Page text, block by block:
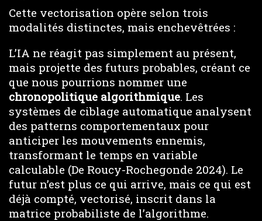
Cette vectorisation opère selon trois
modalités distinctes, mais enchevêtrées :
L’IA ne réagit pas simplement au présent,
mais projette des futurs probables, créant ce
que nous pourrions nommer une
chronopolitique algorithmique. Les
systèmes de ciblage automatique analysent
des patterns comportementaux pour
anticiper les mouvements ennemis,
transformant le temps en variable
calculable (De Roucy-Rochegonde 2024). Le
futur n’est plus ce qui arrive, mais ce qui est
déjà compté, vectorisé, inscrit dans la
matrice probabiliste de l’algorithme.